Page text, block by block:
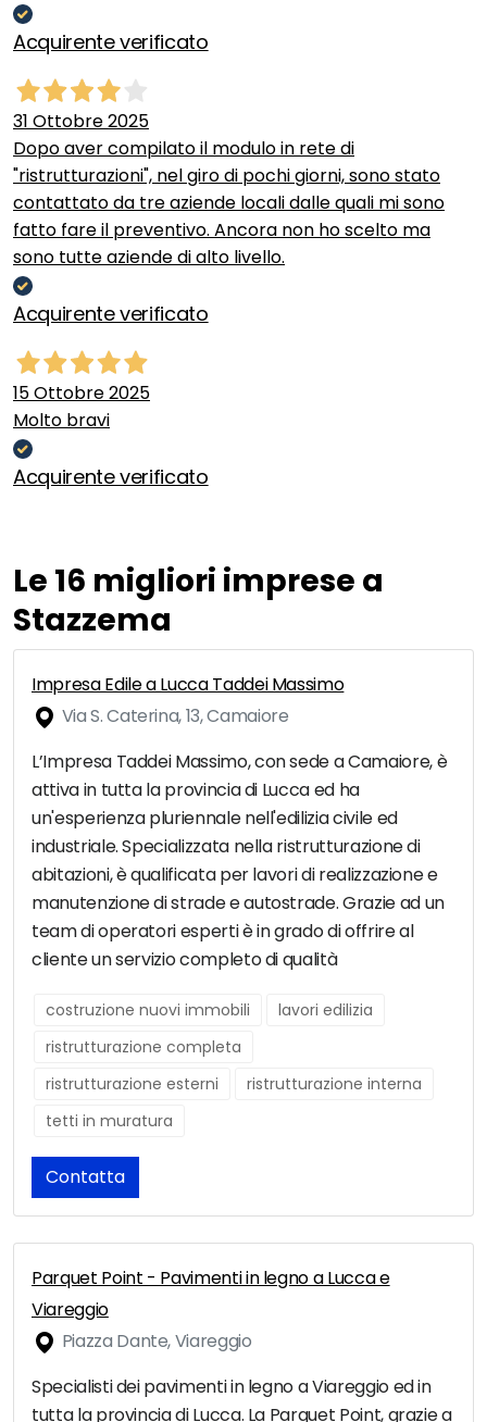
Acquirente verificato
31 Ottobre 2025
Dopo aver compilato il modulo in rete di
"ristrutturazioni", nel giro di pochi giorni, sono stato
contattato da tre aziende locali dalle quali mi sono
fatto fare il preventivo. Ancora non ho scelto ma
sono tutte aziende di alto livello.
Acquirente verificato
15 Ottobre 2025
Molto bravi
Acquirente verificato
Le 16 migliori imprese a
Stazzema
Impresa Edile a Lucca Taddei Massimo
Via S. Caterina, 13, Camaiore
L’Impresa Taddei Massimo, con sede a Camaiore, è
attiva in tutta la provincia di Lucca ed ha
un'esperienza pluriennale nell'edilizia civile ed
industriale. Specializzata nella ristrutturazione di
abitazioni, è qualificata per lavori di realizzazione e
manutenzione di strade e autostrade. Grazie ad un
team di operatori esperti è in grado di offrire al
cliente un servizio completo di qualità
costruzione nuovi immobili
lavori edilizia
ristrutturazione completa
ristrutturazione esterni
ristrutturazione interna
tetti in muratura
Contatta
Parquet Point - Pavimenti in legno a Lucca e
Viareggio
Piazza Dante, Viareggio
Specialisti dei pavimenti in legno a Viareggio ed in
tutta la provincia di Lucca. La Parquet Point, grazie a